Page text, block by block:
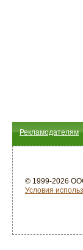
Рекламодателям
© 1999-2026
Условия